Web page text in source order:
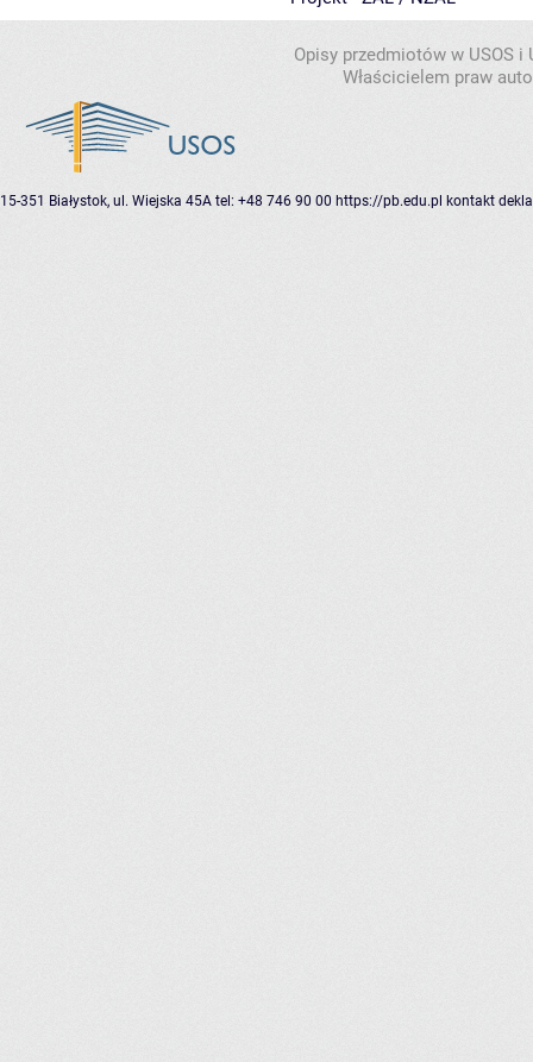
Opisy przedmiotów w USOS
Właścicielem praw
15-351 Białystok, ul. Wiejska 45A tel: +48 746 90 00 https://pb.edu.pl kontakt